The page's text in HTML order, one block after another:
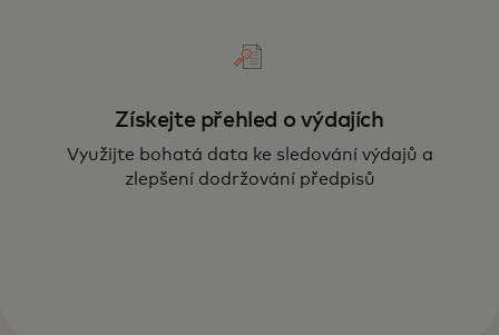
Získejte přehled o výdajích
Využijte bohatá data ke sledování výdajů a
zlepšení dodržování předpisů